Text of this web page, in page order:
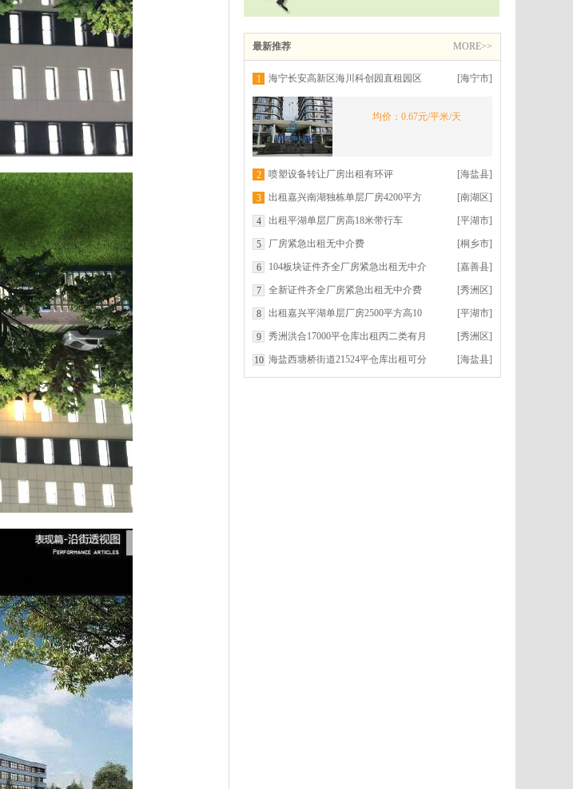
最新推荐 MORE>>
1 海宁长安高新区海川科创园直租园区
环境优美交通便利
[海宁市]
均价：0.67元/平米/天
2 喷塑设备转让厂房出租有环评 [海盐县]
3 出租嘉兴南湖独栋单层厂房4200平方
高9米
[南湖区]
4 出租平湖单层厂房高18米带行车 [平湖市]
5 厂房紧急出租无中介费 [桐乡市]
6 104板块证件齐全厂房紧急出租无中介
费
[嘉善县]
7 全新证件齐全厂房紧急出租无中介费 [秀洲区]
8 出租嘉兴平湖单层厂房2500平方高10
米
[平湖市]
9 秀洲洪合17000平仓库出租丙二类有月
台层高9米
[秀洲区]
10 海盐西塘桥街道21524平仓库出租可分 [海盐县]